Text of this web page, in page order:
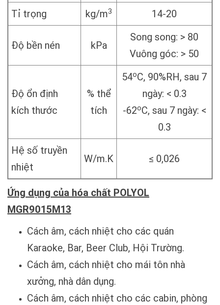
Tỉ trọng
kg/m3 14-20
Độ bền nén kPa
Song song: > 80
Vuông góc: > 50
Độ ổn định
kích thước
% thể
tích
54oC, 90%RH, sau 7
ngày: < 0.3
-62oC, sau 7 ngày: <
0.3
Hệ số truyền
nhiệt
W/m.K ≤ 0,026
Ứng dụng của hóa chất POLYOL
MGR9015M13
Cách âm, cách nhiệt cho các quán
Karaoke, Bar, Beer Club, Hội Trường.
Cách âm, cách nhiệt cho mái tôn nhà
xưởng, nhà dân dụng.
Cách âm, cách nhiệt cho các cabin, phòng